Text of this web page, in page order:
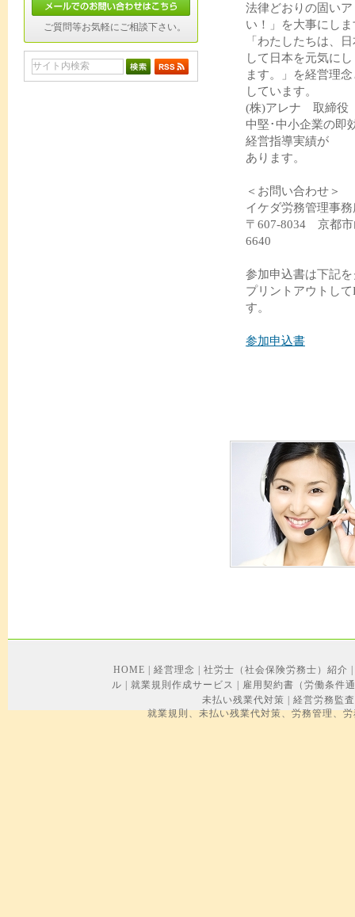
法律どおりの固い
い！」を大事にし
「わたしたちは、
して日本を元気にし
ます。」を経営理
しています。
(株)アレナ 取締
中堅･中小企業の即
経営指導実績が
あります。
＜お問い合わせ＞
イケダ労務管理事
〒607-8034 京都
6640
参加申込書は下記
プリントアウトし
す。
参加申込書
ご質問等お気軽にご相談下さい。
HOME 経営理念 社労士（社会保険労務士）紹介
ル
就業規則作成サービス
雇用契約書（労働条件
未払い残業代対策
経営労務監査
就業規則、未払い残業代対策、労務管理、労務トラブル